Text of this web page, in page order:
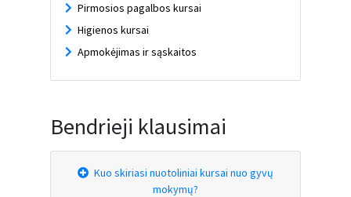
Pirmosios pagalbos kursai
Higienos kursai
Apmokėjimas ir sąskaitos
Bendrieji klausimai
Kuo skiriasi nuotoliniai kursai nuo gyvų
mokymų?